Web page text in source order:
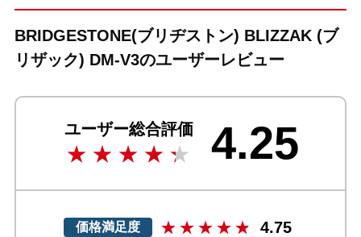
BRIDGESTONE(ブリヂストン) BLIZZAK (ブ
リザック) DM-V3のユーザーレビュー
ユーザー総合評価 4.25
価格満足度 4.75